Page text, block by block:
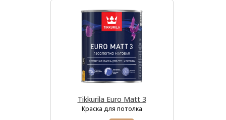
Tikkurila Euro Matt 3
Краска для потолка